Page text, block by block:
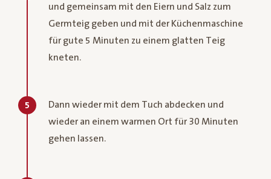
und gemeinsam mit den Eiern und Salz zum
Germteig geben und mit der Küchenmaschine
für gute 5 Minuten zu einem glatten Teig
kneten.
5
Dann wieder mit dem Tuch abdecken und
wieder an einem warmen Ort für 30 Minuten
gehen lassen.